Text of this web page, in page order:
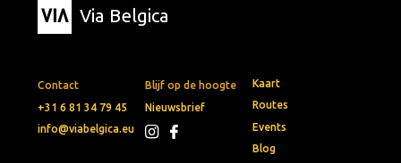
Via Belgica
Contact
+31 6 81 34 79 45
info@viabelgica.eu
Blijf op de hoogte
Nieuwsbrief
Kaart
Routes
Events
Blog